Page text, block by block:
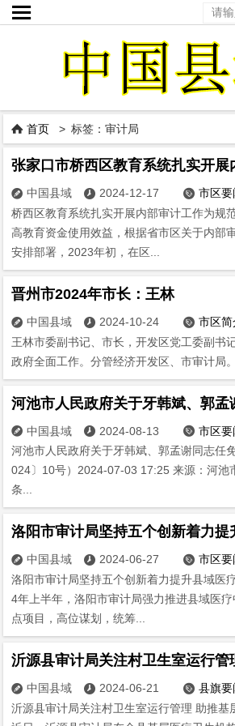

 首页 > 标签：审计局
张家口市桥西区教育系统扎实开展
 中国县域  2024-12-17  市区要
桥西区教育系统扎实开展内部审计工作为规
高教育资金使用效益，根据省市区关于内部
安排部署，2023年初，在区...
晋州市2024年市长：王林
 中国县域  2024-10-24  市区简
王林市委副书记、市长，开发区党工委副书
政府全面工作。分管经济开发区、市审计局。
 中国县域  2024-08-13  市区要
河池市人民政府关于牙韩斌、郭孟谢同志任
024〕10号）2024-07-03 17:25 来源：河池
条...
 中国县域  2024-06-27  市区要
洛阳市审计局坚持五个创新着力提升县域医
4年上半年，洛阳市审计局强力推进县域医
点项目，高位谋划，统筹...
 中国县域  2024-06-21  县旗要
沂源县审计局关注村卫生室运行管理 助推基